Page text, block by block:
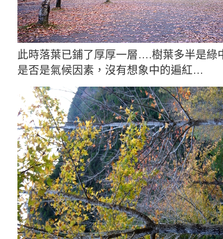
此時落葉已鋪了厚厚一層….樹葉多半是綠
是否是氣候因素，沒有想象中的遍紅…